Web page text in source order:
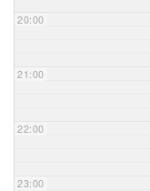
20:00
21:00
22:00
23:00